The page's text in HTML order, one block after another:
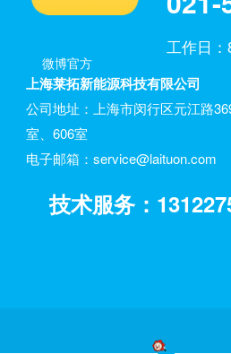
微博官方
工作日
上海莱拓新能源科技有限公司
公司地址：上海市闵行区元江路
室、606室
电子邮箱：service@laituon.com
技术服务：